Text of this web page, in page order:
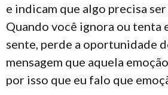
e indicam que algo precisa
Quando você ignora ou tenta
sente, perde a oportunidade
mensagem que aquela
por isso que eu falo que